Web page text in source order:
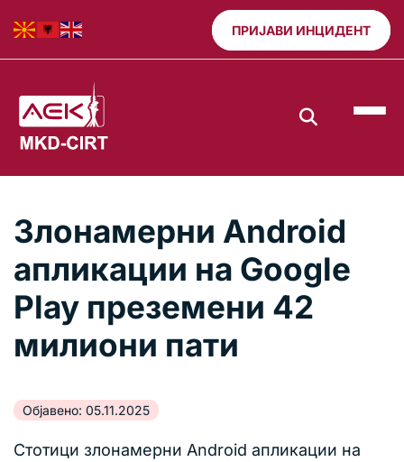
ПРИЈАВИ ИНЦИДЕНТ
Злонамерни Android
апликации на Google
Play преземени 42
милиони пати
Објавено: 05.11.2025
Стотици злонамерни Android апликации на